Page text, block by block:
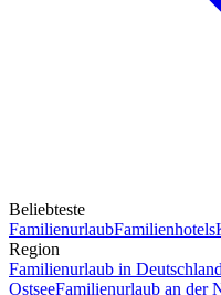
Beliebteste
FamilienurlaubFamilienhotels
Region
Familienurlaub in Deutschland
OstseeFamilienurlaub an der